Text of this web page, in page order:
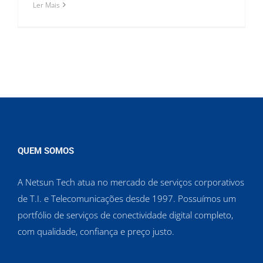
Ler Mais
QUEM SOMOS
A Netsun Tech atua no mercado de serviços corporativos
de T.I. e Telecomunicações desde 1997. Possuímos um
portfólio de serviços de conectividade digital completo,
com qualidade, confiança e preço justo.